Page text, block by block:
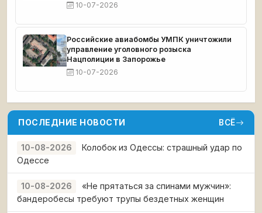
10-07-2026
Российские авиабомбы УМПК уничтожили
управление уголовного розыска
Нацполиции в Запорожье
10-07-2026
ПОСЛЕДНИЕ НОВОСТИ ВСЁ
10-08-2026
Колобок из Одессы: страшный удар по
Одессе
10-08-2026
«Не прятаться за спинами мужчин»:
бандеробесы требуют трупы бездетных женщин